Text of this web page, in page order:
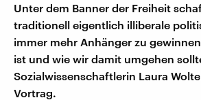
Unter dem Banner der Freiheit
traditionell eigentlich illiberale
immer mehr Anhänger zu
ist und wie wir damit umgehen
Sozialwissenschaftlerin Laura
Vortrag.